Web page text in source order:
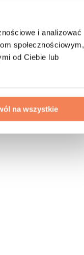
i analizować
społecznościowym,
od Ciebie lub
na wszystkie